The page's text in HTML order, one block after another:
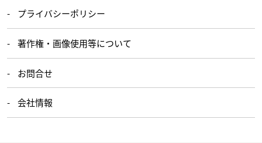
プライバシーポリシー
著作権・画像使用等について
お問合せ
会社情報